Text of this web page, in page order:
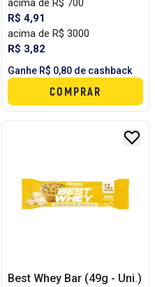
acima de R$ 700
R$ 4,91
acima de R$ 3000
R$ 3,82
Ganhe R$ 0,80 de cashback
COMPRAR
Best Whey Bar (49g - Uni.)